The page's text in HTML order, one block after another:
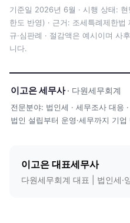
기준일 2026년 6월 · 시행 상태:
한도 반영) · 근거: 조세특례제한
규·심판례 · 절감액은 예시이며 사
니다.
이고은 세무사· 다원세무회계
전문분야: 법인세 · 세무조사 대응
법인 설립부터 운영·세무까지 기
이고은 대표세무사
다원세무회계 대표 | 법인세·